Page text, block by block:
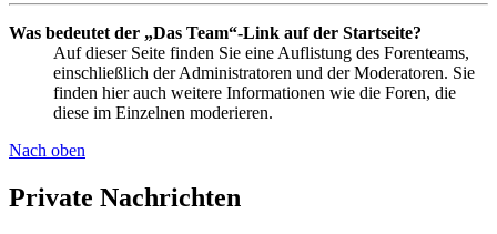
Was bedeutet der „Das Team“-Link auf der Startseite?
Auf dieser Seite finden Sie eine Auflistung des Forenteams,
einschließlich der Administratoren und der Moderatoren. Sie
finden hier auch weitere Informationen wie die Foren, die
diese im Einzelnen moderieren.
Nach oben
Private Nachrichten